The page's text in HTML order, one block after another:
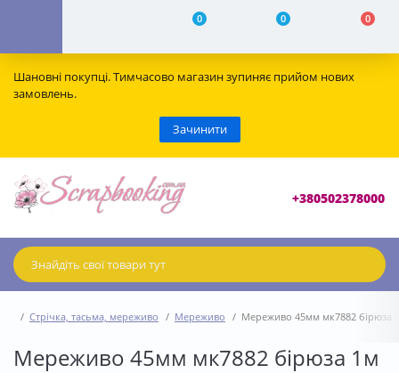
0 0 0
Шановні покупці. Тимчасово магазин зупиняє прийом нових
замовлень.
Зачинити
+380502378000
Стрічка, тасьма, мереживо Мереживо Мереживо 45мм мк7882 бірюза
Мереживо 45мм мк7882 бірюза 1м